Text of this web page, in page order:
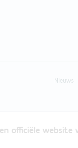
Nieuws
officiële website